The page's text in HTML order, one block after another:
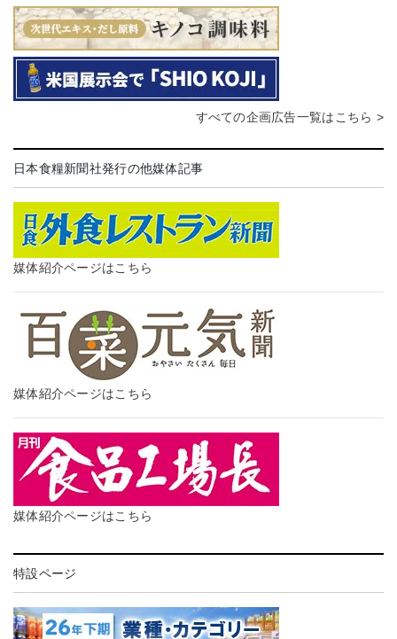
すべての企画広告一覧はこちら >
日本食糧新聞社発行の他媒体記事
媒体紹介ページはこちら
媒体紹介ページはこちら
媒体紹介ページはこちら
特設ページ